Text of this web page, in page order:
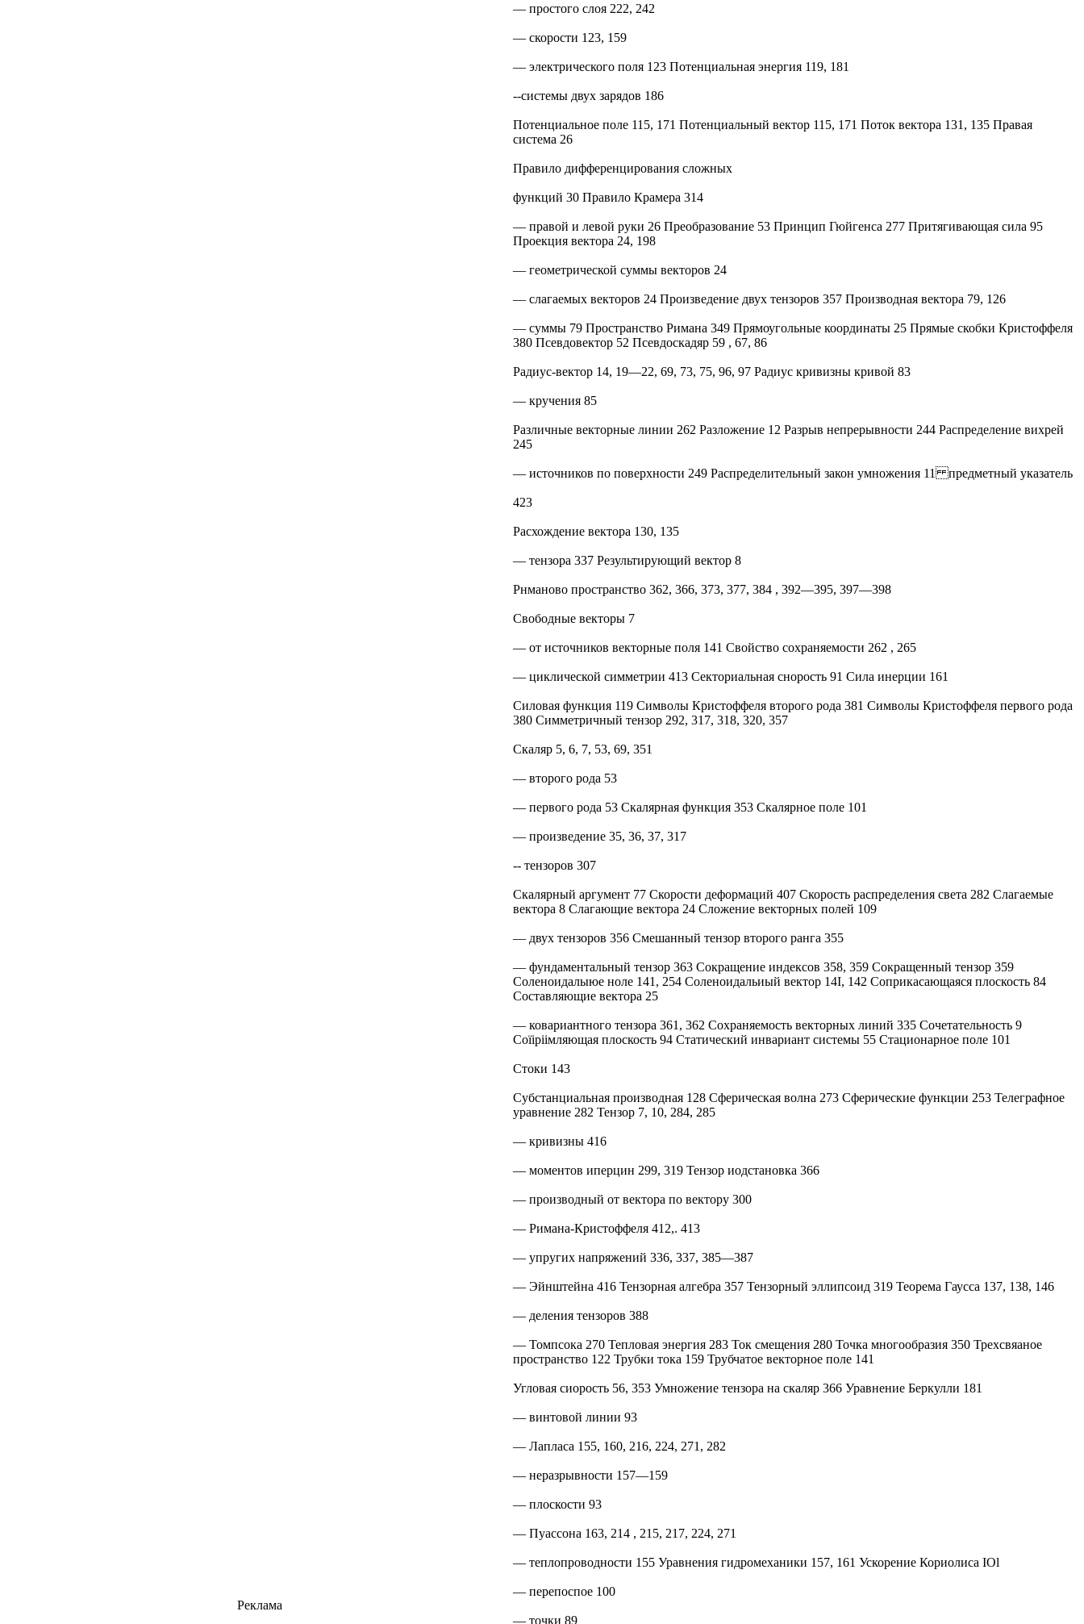
— простого слоя 222, 242
— скорости 123, 159
— электрического поля 123 Потенциальная энергия 119, 181
--системы двух зарядов 186
Потенциальное поле 115, 171 Потенциальный вектор 115, 171 Поток вектора 131, 135 Правая
система 26
Правило дифференцирования сложных
функций 30 Правило Крамера 314
— правой и левой руки 26 Преобразование 53 Принцип Гюйгенса 277 Притягивающая сила 95
Проекция вектора 24, 198
— геометрической суммы векторов 24
— слагаемых векторов 24 Произведение двух тензоров 357 Производная вектора 79, 126
— суммы 79 Пространство Римана 349 Прямоугольные координаты 25 Прямые скобки Кристоффеля
380 Псевдовектор 52 Псевдоскадяр 59 , 67, 86
Радиус-вектор 14, 19—22, 69, 73, 75, 96, 97 Радиус кривизны кривой 83
— кручения 85
Различные векторные линии 262 Разложение 12 Разрыв непрерывности 244 Распределение вихрей
245
— источников по поверхности 249 Распределительный закон умножения 11 предметный указатель
423
Расхождение вектора 130, 135
— тензора 337 Результирующий вектор 8
Рнманово пространство 362, 366, 373, 377, 384 , 392—395, 397—398
Свободные векторы 7
— от источников векторные поля 141 Свойство сохраняемости 262 , 265
— циклической симметрии 413 Секториальная снорость 91 Сила инерции 161
Силовая функция 119 Символы Кристоффеля второго рода 381 Символы Кристоффеля первого рода
380 Симметричный тензор 292, 317, 318, 320, 357
Скаляр 5, 6, 7, 53, 69, 351
— второго рода 53
— первого рода 53 Скалярная функция 353 Скалярное поле 101
— произведение 35, 36, 37, 317
-- тензоров 307
Скалярный аргумент 77 Скорости деформаций 407 Скорость распределения света 282 Слагаемые
вектора 8 Слагающие вектора 24 Сложение векторных полей 109
— двух тензоров 356 Смешанный тензор второго ранга 355
— фундаментальный тензор 363 Сокращение индексов 358, 359 Сокращенный тензор 359
Соленоидалыюе ноле 141, 254 Соленоидальиый вектор 14І, 142 Соприкасающаяся плоскость 84
Составляющие вектора 25
— ковариантного тензора 361, 362 Сохраняемость векторных линий 335 Сочетательность 9
Соїіріімляющая плоскость 94 Статический инвариант системы 55 Стационарное поле 101
Стоки 143
Субстанциальная производная 128 Сферическая волна 273 Сферические функции 253 Телеграфное
уравнение 282 Тензор 7, 10, 284, 285
— кривизны 416
— моментов иперцин 299, 319 Тензор иодстановка 366
— производный от вектора по вектору 300
— Римана-Кристоффеля 412,. 413
— упругих напряжений 336, 337, 385—387
— Эйнштейна 416 Тензорная алгебра 357 Тензорный эллипсоид 319 Теорема Гаусса 137, 138, 146
— деления тензоров 388
— Томпсока 270 Тепловая энергия 283 Ток смещения 280 Точка многообразия 350 Трехсвяаное
пространство 122 Трубки тока 159 Трубчатое векторное поле 141
Угловая сиорость 56, 353 Умножение тензора на скаляр 366 Уравнение Беркулли 181
— винтовой линии 93
— Лапласа 155, 160, 216, 224, 271, 282
— неразрывности 157—159
— плоскости 93
— Пуассона 163, 214 , 215, 217, 224, 271
— теплопроводности 155 Уравнения гидромеханики 157, 161 Ускорение Кориолиса IOl
— перепоспое 100
— точки 89
Реклама